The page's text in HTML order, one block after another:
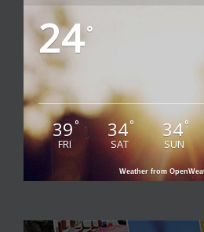
24°
39°
FRI
34°
SAT
34°
SUN
Weather from